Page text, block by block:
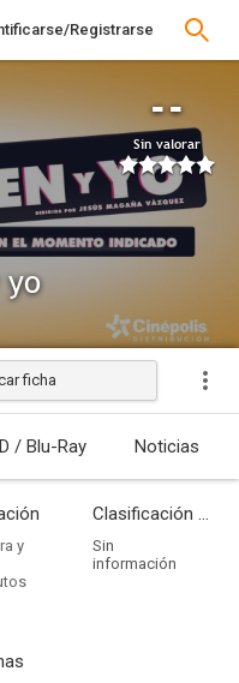
Registrarse
--
Sin valorar
Estrenada
ficha
/ Blu-Ray Noticias
y
Clasificación por edades
Sin
información